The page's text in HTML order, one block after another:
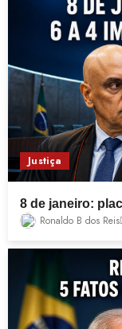
Justiça
8 de janeiro:
Ronaldo B dos Reis